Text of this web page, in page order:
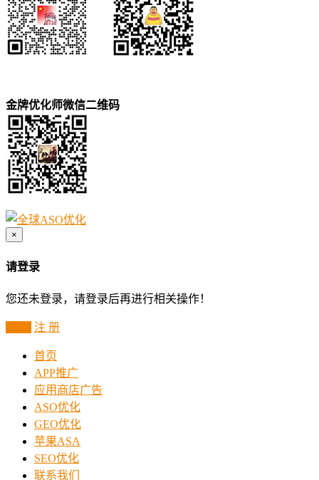
金牌优化师微信二维码
×
请登录
您还未登录，请登录后再进行相关操作！
注 册
首页
APP推广
应用商店广告
ASO优化
GEO优化
苹果ASA
SEO优化
联系我们